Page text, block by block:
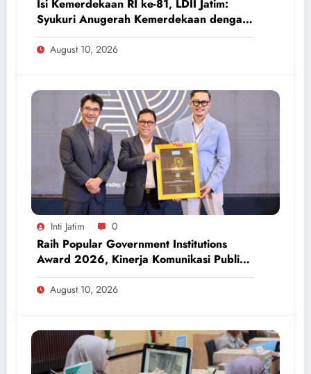
Isi Kemerdekaan RI ke-81, LDII Jatim:
Syukuri Anugerah Kemerdekaan dengan
Jaga Kerukunan Negeri
August 10, 2026
Inti Jatim 0
Raih Popular Government Institutions
Award 2026, Kinerja Komunikasi Publik
Kementerian ATR/BPN Kembali Diakui
August 10, 2026